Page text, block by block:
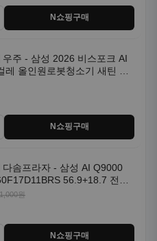
N쇼핑구매
우주 - 삼성 2026 비스포크 AI
레 올인원로봇청소기 새틴 차
N쇼핑구매
다솜프라자 - 삼성 AI Q9000
56.9+18.7 전국
원
N쇼핑구매